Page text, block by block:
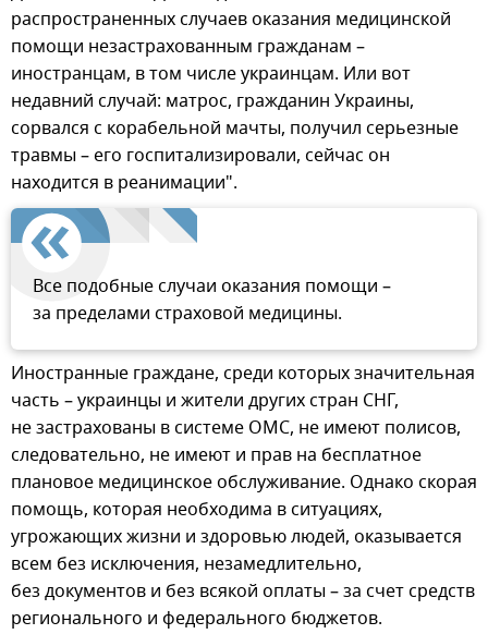
распространенных случаев оказания медицинской
помощи незастрахованным гражданам –
иностранцам, в том числе украинцам. Или вот
недавний случай: матрос, гражданин Украины,
сорвался с корабельной мачты, получил серьезные
травмы – его госпитализировали, сейчас он
находится в реанимации".
Все подобные случаи оказания помощи –
за пределами страховой медицины.
Иностранные граждане, среди которых значительная
часть – украинцы и жители других стран СНГ,
не застрахованы в системе ОМС, не имеют полисов,
следовательно, не имеют и прав на бесплатное
плановое медицинское обслуживание. Однако скорая
помощь, которая необходима в ситуациях,
угрожающих жизни и здоровью людей, оказывается
всем без исключения, незамедлительно,
без документов и без всякой оплаты – за счет средств
регионального и федерального бюджетов.